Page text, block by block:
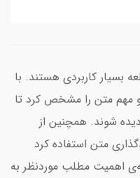
بسیار کاربردی هستند. با
و مهم متن را مشخص کرد تا
شوند. همچنین از
متن استفاده کرد
اهمیت مطلب موردنظر به